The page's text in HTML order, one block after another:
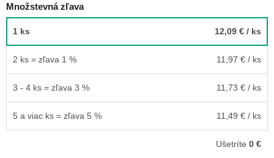
Množstevná zľava
1 ks 12,09 € / ks
2 ks = zľava 1 % 11,97 € / ks
3 - 4 ks = zľava 3 % 11,73 € / ks
5 a viac ks = zľava 5 % 11,49 € / ks
Ušetríte 0 €